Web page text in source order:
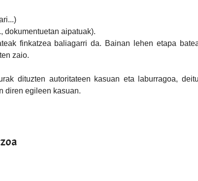
dokumentuetan aipatuak).
finkatzea baliagarri da. Bainan lehen etapa
zaio.
dituzten autoritateen kasuan eta laburragoa,
diren egileen kasuan.